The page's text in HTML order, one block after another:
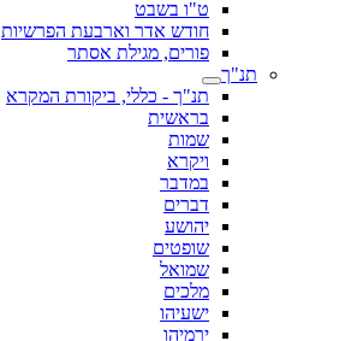
ט"ו בשבט
חודש אדר וארבעת הפרשיות
פורים, מגילת אסתר
תנ"ך
תנ"ך - כללי, ביקורת המקרא
בראשית
שמות
ויקרא
במדבר
דברים
יהושע
שופטים
שמואל
מלכים
ישעיהו
ירמיהו